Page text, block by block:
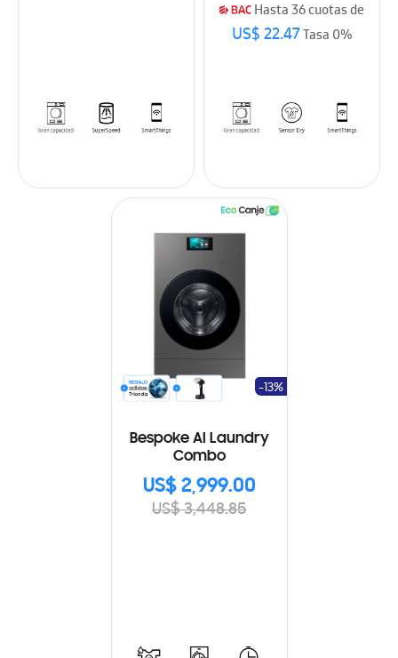
Hasta 36 cuotas de
US$ 22.47Tasa 0%
Bespoke AI Laundry
Combo
US$ 2,999.00
US$ 3,448.85
-13%